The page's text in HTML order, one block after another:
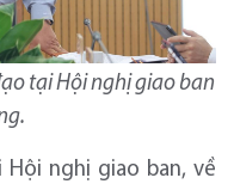
tại Hội nghị giao ban
nghị giao ban, về